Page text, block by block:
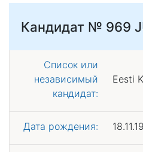
Кандидат № 969
Список или
независимый
кандидат:
Eesti
Дата рождения: